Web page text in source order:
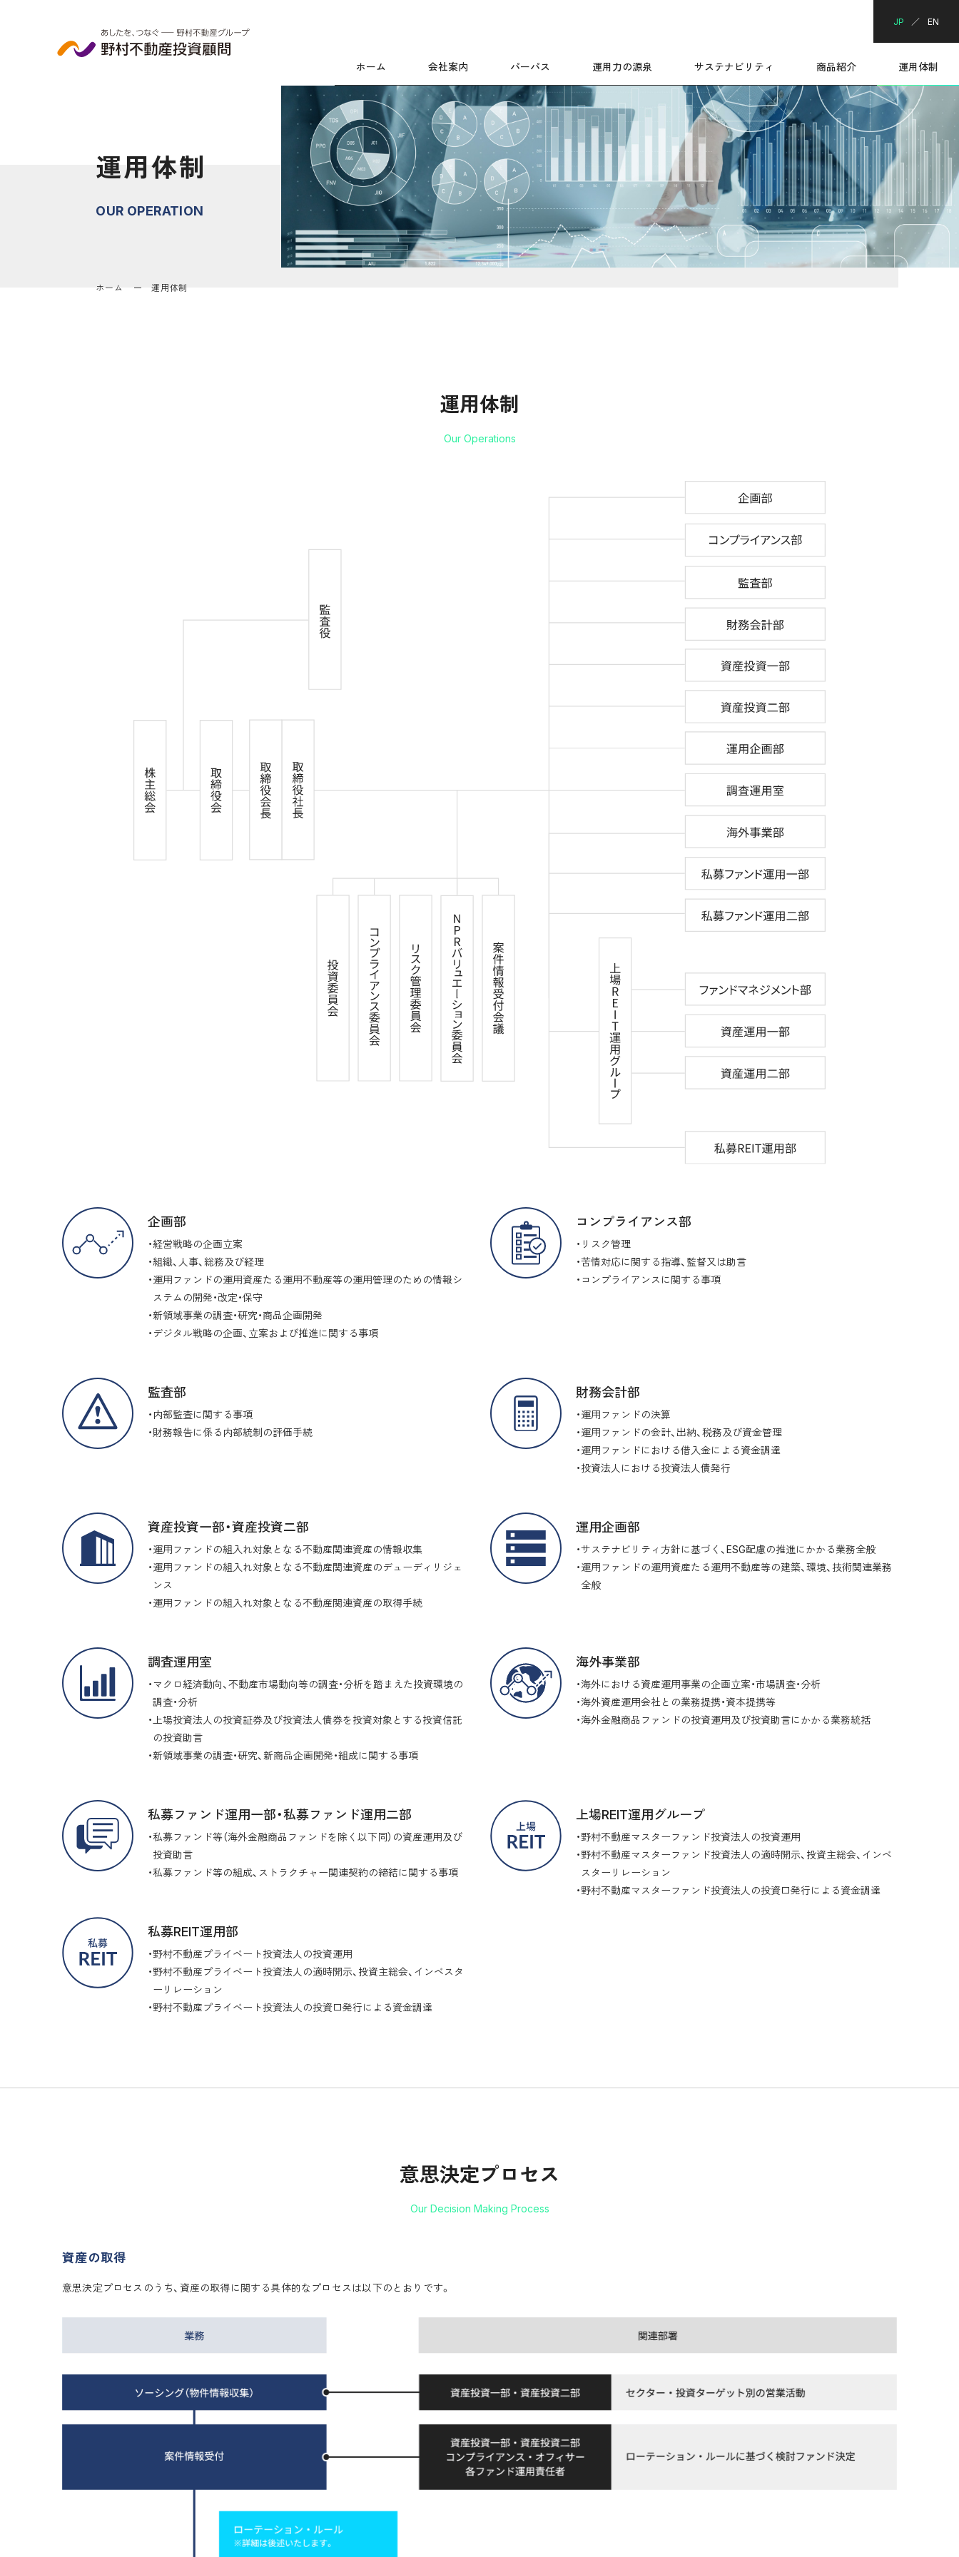
JP EN
ホーム 会社案内 パーパス 運用力の源泉 サステナビリティ 商品紹介 運用体制
運用体制
OUR OPERATION
ホーム 運用体制
運用体制
Our Operations
企画部
経営戦略の企画立案
組織、人事、総務及び経理
運用ファンドの運用資産たる運用不動産等の運用管理のための情報シ
ステムの開発・改定・保守
新領域事業の調査・研究・商品企画開発
デジタル戦略の企画、立案および推進に関する事項
コンプライアンス部
リスク管理
苦情対応に関する指導、監督又は助言
コンプライアンスに関する事項
監査部
内部監査に関する事項
財務報告に係る内部統制の評価手続
財務会計部
運用ファンドの決算
運用ファンドの会計、出納、税務及び資金管理
運用ファンドにおける借入金による資金調達
投資法人における投資法人債発行
資産投資一部・資産投資二部
運用ファンドの組入れ対象となる不動産関連資産の情報収集
運用ファンドの組入れ対象となる不動産関連資産のデューディリジェ
ンス
運用ファンドの組入れ対象となる不動産関連資産の取得手続
運用企画部
サステナビリティ方針に基づく、ESG配慮の推進にかかる業務全般
運用ファンドの運用資産たる運用不動産等の建築、環境、技術関連業務
全般
調査運用室
マクロ経済動向、不動産市場動向等の調査・分析を踏まえた投資環境の
調査・分析
上場投資法人の投資証券及び投資法人債券を投資対象とする投資信託
の投資助言
新領域事業の調査・研究、新商品企画開発・組成に関する事項
海外事業部
海外における資産運用事業の企画立案・市場調査・分析
海外資産運用会社との業務提携・資本提携等
海外金融商品ファンドの投資運用及び投資助言にかかる業務統括
私募ファンド運用一部・私募ファンド運用二部
私募ファンド等（海外金融商品ファンドを除く以下同）の資産運用及び
投資助言
私募ファンド等の組成、ストラクチャー関連契約の締結に関する事項
上場REIT運用グループ
野村不動産マスターファンド投資法人の投資運用
野村不動産マスターファンド投資法人の適時開示、投資主総会、インベ
スターリレーション
野村不動産マスターファンド投資法人の投資口発行による資金調達
私募REIT運用部
野村不動産プライベート投資法人の投資運用
野村不動産プライベート投資法人の適時開示、投資主総会、インベスタ
ーリレーション
野村不動産プライベート投資法人の投資口発行による資金調達
意思決定プロセス
Our Decision Making Process
資産の取得
意思決定プロセスのうち、資産の取得に関する具体的なプロセスは以下のとおりです。